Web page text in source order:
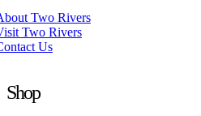
Two Rivers
Two Rivers
Us
Shop